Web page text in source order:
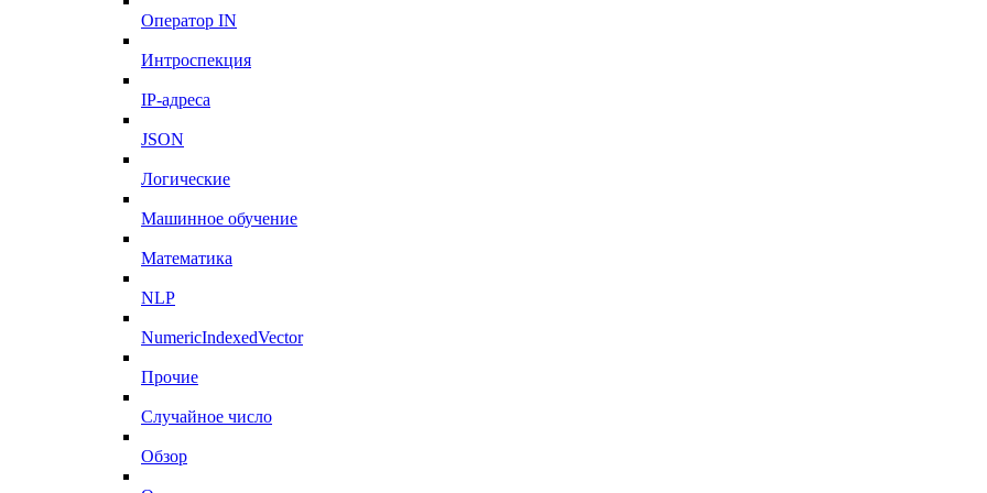
Оператор IN
Интроспекция
IP-адреса
JSON
Логические
Машинное обучение
Математика
NLP
NumericIndexedVector
Прочие
Случайное число
Обзор